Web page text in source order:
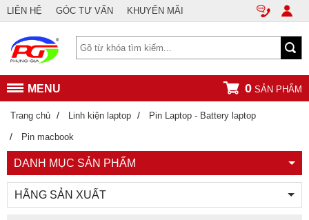
LIÊN HỆ GÓC TƯ VẤN KHUYẾN MÃI
MENU 0 SẢN PHẨM
Trang chủ / Linh kiện laptop / Pin Laptop - Battery laptop
/ Pin macbook
DANH MỤC SẢN PHẨM
HÃNG SẢN XUẤT